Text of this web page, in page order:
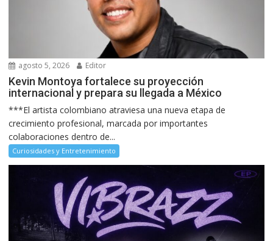
agosto 5, 2026 Editor
Kevin Montoya fortalece su proyección
internacional y prepara su llegada a México
***El artista colombiano atraviesa una nueva etapa de
crecimiento profesional, marcada por importantes
colaboraciones dentro de...
Curiosidades y Entretenimiento